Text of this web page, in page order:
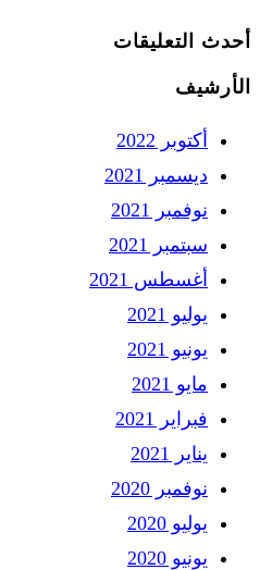
أحدث التعليقات
الأرشيف
أكتوبر 2022
ديسمبر 2021
نوفمبر 2021
سبتمبر 2021
أغسطس 2021
يوليو 2021
يونيو 2021
مايو 2021
فبراير 2021
يناير 2021
نوفمبر 2020
يوليو 2020
يونيو 2020